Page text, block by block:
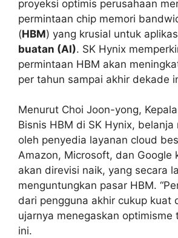
proyeksi optimis perusahaan
permintaan chip memori
(HBM) yang krusial untuk
buatan (AI). SK Hynix
permintaan HBM akan
per tahun sampai akhir dekade
Menurut Choi Joon-yong,
Bisnis HBM di SK Hynix,
oleh penyedia layanan cloud
Amazon, Microsoft, dan Google
akan direvisi naik, yang secara
menguntungkan pasar HBM.
dari pengguna akhir cukup kuat
ujarnya menegaskan optimisme
ini.